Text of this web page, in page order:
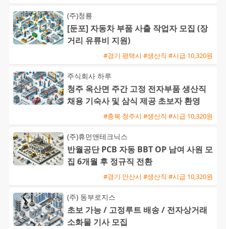
(주)청룡
[둔포] 자동차 부품 사출 작업자 모집 (장
거리 유류비 지원)
#경기 평택시 #생산직 #시급 10,320원
주식회사 하루
청주 옥산면 주간 고정 전자부품 생산직
채용 기숙사 및 삼식 제공 초보자 환영
#충북 청주시 #생산직 #시급 10,320원
(주)휴먼앤테크닉스
반월공단 PCB 자동 BBT OP 남여 사원 모
집 6개월 후 정규직 전환
#경기 안산시 #생산직 #시급 10,320원
(주) 동부로지스
초보 가능 / 고정루트 배송 / 전자상거래
소화물 기사 모집